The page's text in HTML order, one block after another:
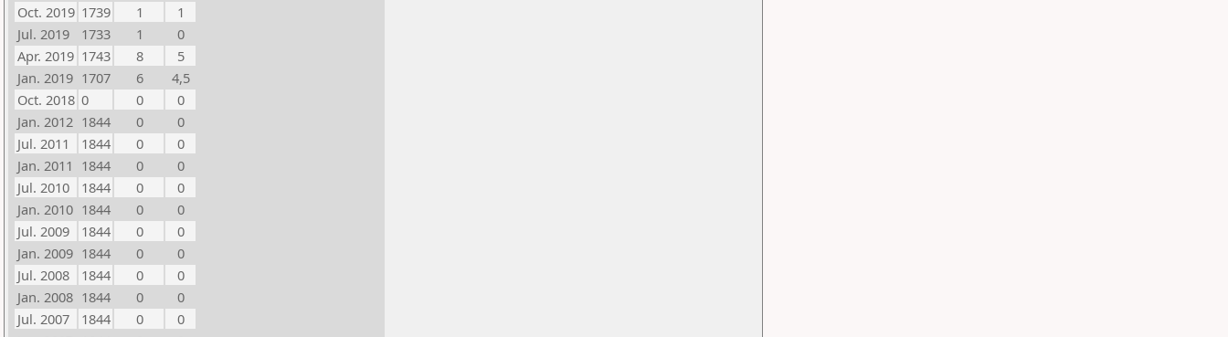
Oct. 2019 1739 1
1
Jul. 2019
1733 1
0
Apr. 2019 1743 8
5
Jan. 2019 1707 6
4,5
Oct. 2018 0 0
0
Jan. 2012 1844 0
0
Jul. 2011
1844 0
0
Jan. 2011 1844 0
0
Jul. 2010
1844 0
0
Jan. 2010 1844 0
0
Jul. 2009
1844 0
0
Jan. 2009 1844 0
0
Jul. 2008
1844 0
0
Jan. 2008 1844 0
0
Jul. 2007
1844 0
0